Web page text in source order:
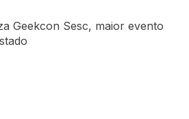
Geekcon Sesc, maior evento